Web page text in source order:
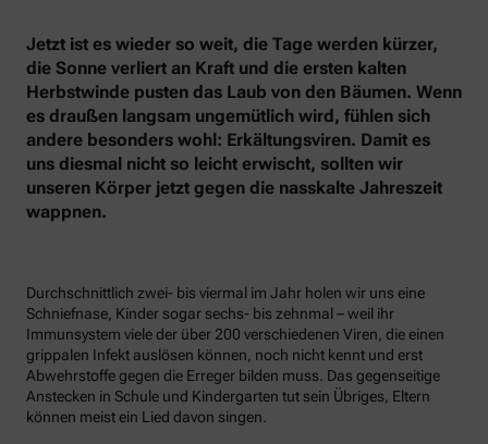
Jetzt ist es wieder so weit, die Tage werden kürzer,
die Sonne verliert an Kraft und die ersten kalten
Herbstwinde pusten das Laub von den Bäumen. Wenn
es draußen langsam ungemütlich wird, fühlen sich
andere besonders wohl: Erkältungsviren. Damit es
uns diesmal nicht so leicht erwischt, sollten wir
unseren Körper jetzt gegen die nasskalte Jahreszeit
wappnen.
Durchschnittlich zwei- bis viermal im Jahr holen wir uns eine
Schniefnase, Kinder sogar sechs- bis zehnmal – weil ihr
Immunsystem viele der über 200 verschiedenen Viren, die einen
grippalen Infekt auslösen können, noch nicht kennt und erst
Abwehrstoffe gegen die Erreger bilden muss. Das gegenseitige
Anstecken in Schule und Kindergarten tut sein Übriges, Eltern
können meist ein Lied davon singen.